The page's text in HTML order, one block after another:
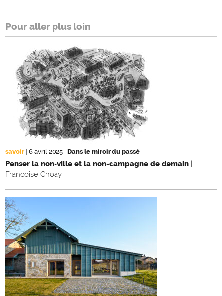
Pour aller plus loin
savoir 6 avril 2025 Dans le miroir du passé
Penser la non-ville et la non-campagne de demain |
Françoise Choay